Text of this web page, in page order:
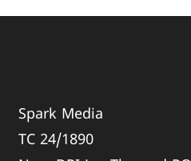
Spark Media
TC 24/1890